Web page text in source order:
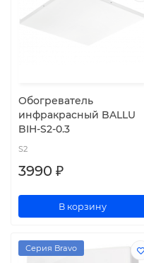
Обогреватель
инфракрасный BALLU
BIH-S2-0.3
S2
3990 ₽
В корзину
Серия Bravo